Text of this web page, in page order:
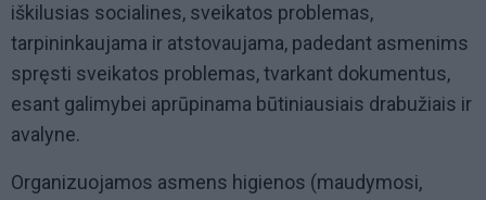
iškilusias socialines, sveikatos problemas,
tarpininkaujama ir atstovaujama, padedant asmenims
spręsti sveikatos problemas, tvarkant dokumentus,
esant galimybei aprūpinama būtiniausiais drabužiais ir
avalyne.
Organizuojamos asmens higienos (maudymosi,